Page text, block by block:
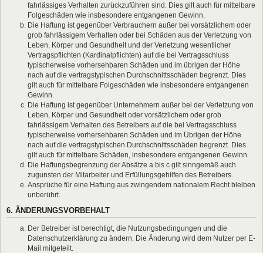
fahrlässiges Verhalten zurückzuführen sind. Dies gilt auch für mittelbare
Folgeschäden wie insbesondere entgangenen Gewinn.
Die Haftung ist gegenüber Verbrauchern außer bei vorsätzlichem oder
grob fahrlässigem Verhalten oder bei Schäden aus der Verletzung von
Leben, Körper und Gesundheit und der Verletzung wesentlicher
Vertragspflichten (Kardinalpflichten) auf die bei Vertragsschluss
typischerweise vorhersehbaren Schäden und im übrigen der Höhe
nach auf die vertragstypischen Durchschnittsschäden begrenzt. Dies
gilt auch für mittelbare Folgeschäden wie insbesondere entgangenen
Gewinn.
Die Haftung ist gegenüber Unternehmern außer bei der Verletzung von
Leben, Körper und Gesundheit oder vorsätzlichem oder grob
fahrlässigem Verhalten des Betreibers auf die bei Vertragsschluss
typischerweise vorhersehbaren Schäden und im Übrigen der Höhe
nach auf die vertragstypischen Durchschnittsschäden begrenzt. Dies
gilt auch für mittelbare Schäden, insbesondere entgangenen Gewinn.
Die Haftungsbegrenzung der Absätze a bis c gilt sinngemäß auch
zugunsten der Mitarbeiter und Erfüllungsgehilfen des Betreibers.
Ansprüche für eine Haftung aus zwingendem nationalem Recht bleiben
unberührt.
6. ÄNDERUNGSVORBEHALT
Der Betreiber ist berechtigt, die Nutzungsbedingungen und die
Datenschutzerklärung zu ändern. Die Änderung wird dem Nutzer per E-
Mail mitgeteilt.